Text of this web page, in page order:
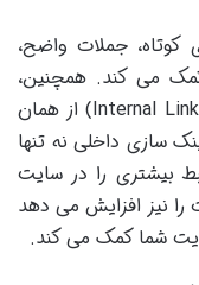
کوتاه، جملات واضح،
می کند. همچنین،
برنامه ریزی برای لینک سازی داخلی (Internal Linking) از همان
سازی داخلی نه تنها
بیشتری را در سایت
نیز افزایش می دهد
شما کمک می کند.